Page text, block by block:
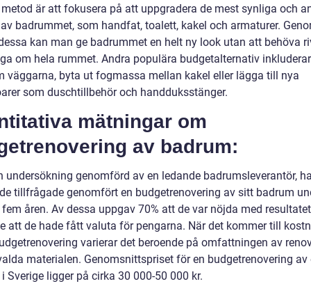
är att fokusera på att uppgradera de mest synliga och
badrummet, som handfat, toalett, kakel och armaturer.
kan man ge badrummet en helt ny look utan att behöva
om hela rummet. Andra populära budgetalternativ
väggarna, byta ut fogmassa mellan kakel eller lägga till nya
som duschtillbehör och handduksstänger.
mätningar om
av badrum:
undersökning genomförd av en ledande badrumsleverantör,
tillfrågade genomfört en budgetrenovering av sitt badrum
åren. Av dessa uppgav 70% att de var nöjda med
att de hade fått valuta för pengarna. När det kommer till
varierar det beroende på omfattningen av
materialen. Genomsnittspriset för en budgetrenovering av
Sverige ligger på cirka 30 000-50 000 kr.